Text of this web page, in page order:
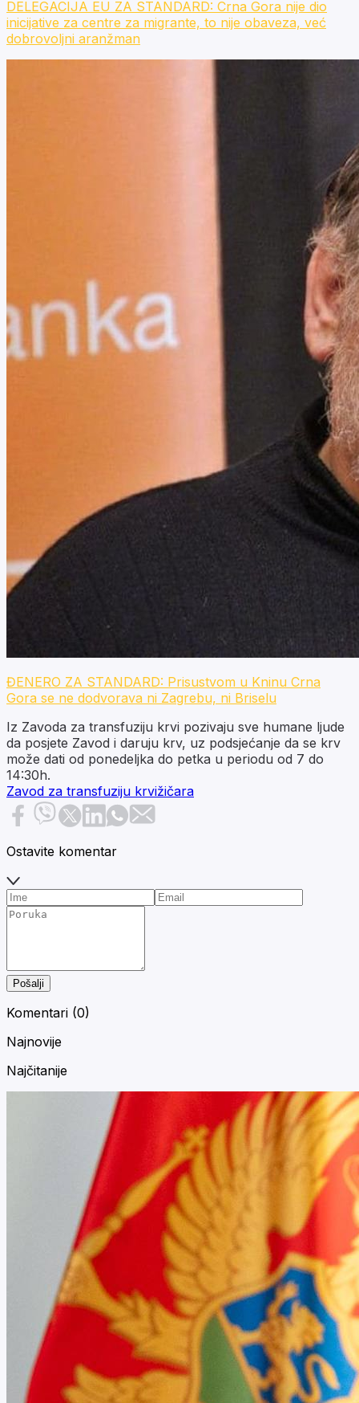
DELEGACIJA EU ZA STANDARD: Crna Gora nije dio
inicijative za centre za migrante, to nije obaveza, već
dobrovoljni aranžman
ĐENERO ZA STANDARD: Prisustvom u Kninu Crna
Gora se ne dodvorava ni Zagrebu, ni Briselu
Iz Zavoda za transfuziju krvi pozivaju sve humane ljude
da posjete Zavod i daruju krv, uz podsjećanje da se krv
može dati od ponedeljka do petka u periodu od 7 do
14:30h.
Zavod za transfuziju krvižičara
Ostavite komentar
Pošalji
Komentari (0)
Najnovije
Najčitanije